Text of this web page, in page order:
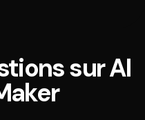
sur AI